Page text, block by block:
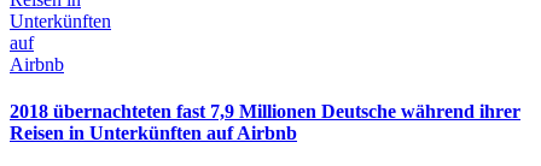
2018 übernachteten fast 7,9 Millionen Deutsche während ihrer
Reisen in Unterkünften auf Airbnb